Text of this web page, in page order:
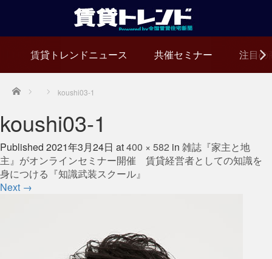
賃貸トレンドニュース 共催セミナー 注目の
Home koushi03-1
koushi03-1
Published 2021年3月24日 at400 × 582 in 雑誌『家主と地
主』がオンラインセミナー開催 賃貸経営者としての知識を
身につける『知識武装スクール』
Next →